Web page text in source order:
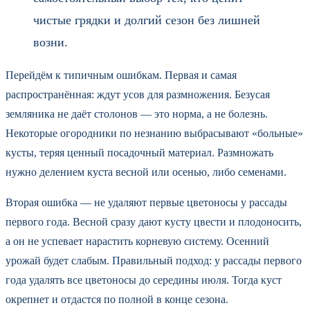
чистые грядки и долгий сезон без лишней
возни.
Перейдём к типичным ошибкам. Первая и самая
распространённая: ждут усов для размножения. Безусая
земляника не даёт столонов — это норма, а не болезнь.
Некоторые огородники по незнанию выбрасывают «больные»
кусты, теряя ценный посадочный материал. Размножать
нужно делением куста весной или осенью, либо семенами.
Вторая ошибка — не удаляют первые цветоносы у рассады
первого года. Весной сразу дают кусту цвести и плодоносить,
а он не успевает нарастить корневую систему. Осенний
урожай будет слабым. Правильный подход: у рассады первого
года удалять все цветоносы до середины июля. Тогда куст
окрепнет и отдастся по полной в конце сезона.